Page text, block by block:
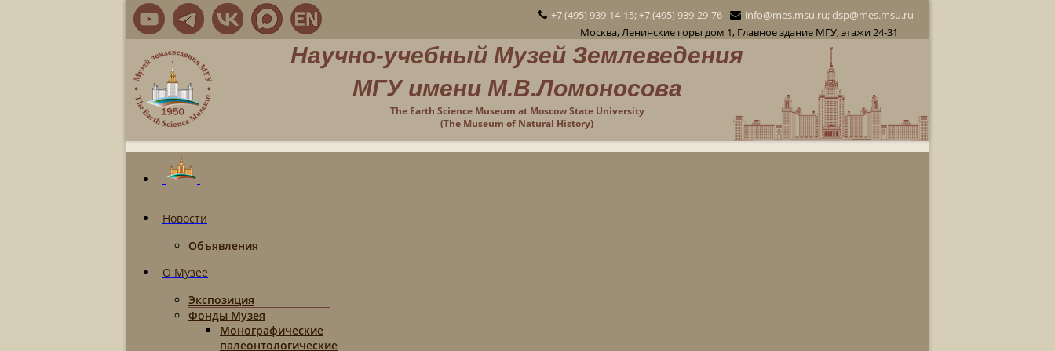
+7 (495) 939-14-15; +7 (495) 939-29-76
info@mes.msu.ru; dsp@mes.msu.ru
Москва, Ленинские горы дом 1, Главное здание МГУ, этажи 24-31
Научно-учебный Музей Землеведения
МГУ имени М.В.Ломоносова
The Earth Science Museum at Moscow State University
(The Museum of Natural History)
Новости
Объявления
О Музее
Экспозиция
Фонды Музея
Монографические
палеонтологические